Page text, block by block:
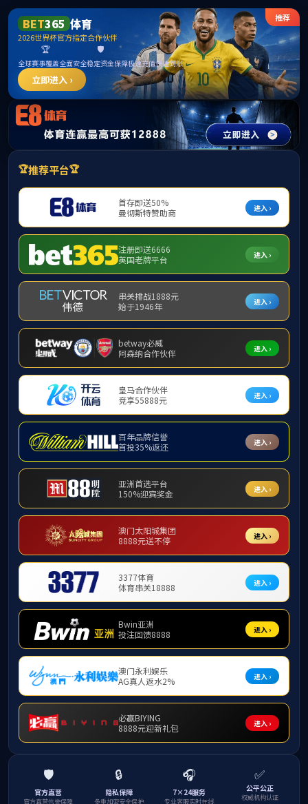
3044永利集团(中国)有限公司
日，校党委常委、副校长郭
2023级新生颁发录取通知书。各中学校领导、
通达学院院长王国平应邀参加了南京师范大学
仪式上，各中学校长对我校领导一行的到
年来的快速发展表示高度赞赏；并希望能够
在南邮这片沃土向上生长、向下扎根，取得更
郭校长向各中学在今年高考中取得可喜成
境、人才培养成效等，殷切期望同学们在新的
学，希望他们能够传承高中母校的优良传统，
会、对国家有用的栋梁之材。招生就业处副处
随后，校领导向各中学校领导赠送了喜报